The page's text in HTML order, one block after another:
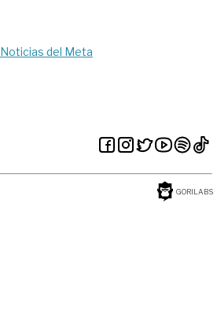
Noticias del Meta
GORILABS